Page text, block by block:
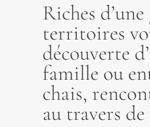
Riches
territoires
découverte
famille ou
chais,
au travers